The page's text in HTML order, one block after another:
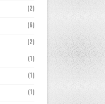
(2)
(6)
(2)
(1)
(1)
(1)